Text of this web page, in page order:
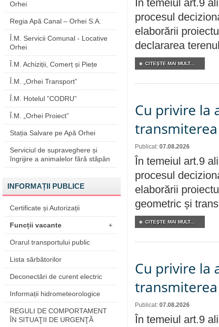
Orhei
Regia Apă Canal – Orhei S.A.
Î.M. Servicii Comunal - Locative
Orhei
Î.M. Achiziții, Comerț și Piețe
Î.M. „Orhei Transport”
Î.M. Hotelul ”CODRU”
Î.M. „Orhei Proiect”
Stația Salvare pe Apă Orhei
Serviciul de supraveghere și
îngrijire a animalelor fără stăpân
INFORMAȚII PUBLICE
Certificate și Autorizații
Funcții vacante +
Orarul transportului public
Lista sărbătorilor
Deconectări de curent electric
Informații hidrometeorologice
REGULI DE COMPORTAMENT
ÎN SITUAŢII DE URGENŢĂ
În temeiul art.9
procesul
elaborării
declararea
CITEŞTE MAI MULT...
Cu privire la
Publicat: 07.08.2026
În temeiul art.9
procesul
elaborării
geometric și
CITEŞTE MAI MULT...
Cu privire la
Publicat: 07.08.2026
În temeiul art.9